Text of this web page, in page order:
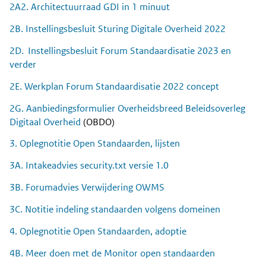
2A2. Architectuurraad GDI in 1 minuut
2B. Instellingsbesluit Sturing Digitale Overheid 2022
2D. Instellingsbesluit Forum Standaardisatie 2023 en
verder
2E. Werkplan Forum Standaardisatie 2022 concept
2G. Aanbiedingsformulier Overheidsbreed Beleidsoverleg
Digitaal Overheid (OBDO)
3. Oplegnotitie Open Standaarden, lijsten
3A. Intakeadvies security.txt versie 1.0
3B. Forumadvies Verwijdering OWMS
3C. Notitie indeling standaarden volgens domeinen
4. Oplegnotitie Open Standaarden, adoptie
4B. Meer doen met de Monitor open standaarden